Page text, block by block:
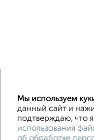
Без посредников
Деревянный
Контакты
Мы используем
данный сайт и
подтверждаю, что
использования
об обработке